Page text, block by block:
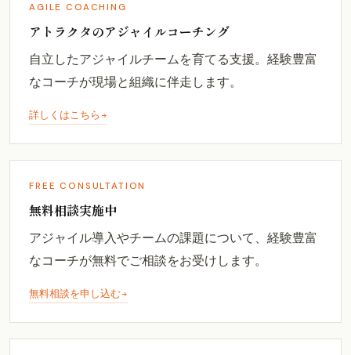
AGILE COACHING
アトラクタのアジャイルコーチング
自立したアジャイルチームを育てる支援。経験豊富
なコーチが現場と組織に伴走します。
詳しくはこちら
FREE CONSULTATION
無料相談実施中
アジャイル導入やチームの課題について、経験豊富
なコーチが無料でご相談をお受けします。
無料相談を申し込む